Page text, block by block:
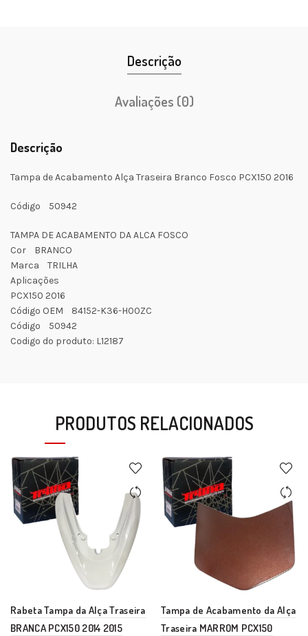
Descrição
Avaliações (0)
Descrição
Tampa de Acabamento Alça Traseira Branco Fosco PCX150 2016
Código 50942
TAMPA DE ACABAMENTO DA ALCA FOSCO
Cor BRANCO
Marca TRILHA
Aplicações
PCX150 2016
Código OEM 84152-K36-H00ZC
Código 50942
Codigo do produto: L12187
PRODUTOS RELACIONADOS
Rabeta Tampa da Alça Traseira
BRANCA PCX150 2014 2015
Tampa de Acabamento da Alça
Traseira MARROM PCX150